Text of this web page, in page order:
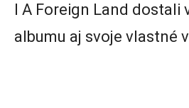
I A Foreign Land dostali
albumu aj svoje vlastné